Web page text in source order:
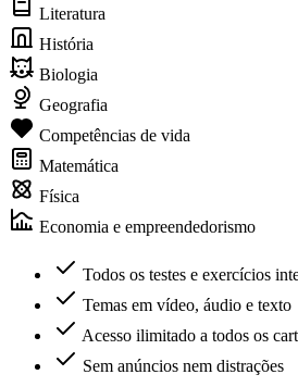
Literatura
História
Biologia
Geografia
Competências de vida
Matemática
Física
Economia e empreendedorismo
Todos os testes e exercícios
Temas em vídeo, áudio e texto
Acesso ilimitado a todos os
Sem anúncios nem distrações